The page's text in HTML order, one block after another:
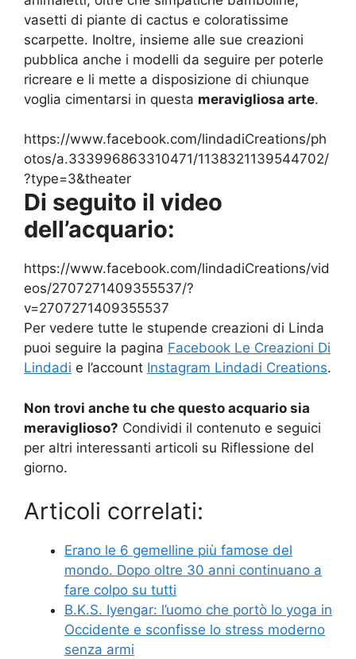
vasetti di piante di cactus e coloratissime
scarpette. Inoltre, insieme alle sue creazioni
pubblica anche i modelli da seguire per poterle
ricreare e li mette a disposizione di chiunque
voglia cimentarsi in questa meravigliosa arte.
https://www.facebook.com/lindadiCreations/ph
otos/a.333996863310471/1138321139544702/
?type=3&theater
Di seguito il video
dell’acquario:
https://www.facebook.com/lindadiCreations/vid
eos/2707271409355537/?
v=2707271409355537
Per vedere tutte le stupende creazioni di Linda
puoi seguire la pagina Facebook Le Creazioni Di
Lindadi e l’account Instagram Lindadi Creations.
Non trovi anche tu che questo acquario sia
meraviglioso? Condividi il contenuto e seguici
per altri interessanti articoli su Riflessione del
giorno.
Articoli correlati:
Erano le 6 gemelline più famose del
mondo. Dopo oltre 30 anni continuano a
fare colpo su tutti
B.K.S. Iyengar: l’uomo che portò lo yoga in
Occidente e sconfisse lo stress moderno
senza armi